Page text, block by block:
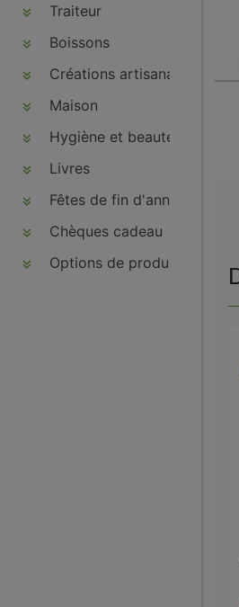
Traiteur
Boissons
Créations artisanales
Maison
Hygiène et beauté
Livres
Fêtes de fin d'année
Chèques cadeau
Options de produits